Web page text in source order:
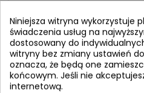
Autor: Magdalena
A Guide to Polish in
Cena
40,90 zł
Niniejsza witryna wykorzystuje
świadczenia usług na
dostosowany do
witryny bez zmiany ustawień
oznacza, że będą one
końcowym. Jeśli nie
internetową.